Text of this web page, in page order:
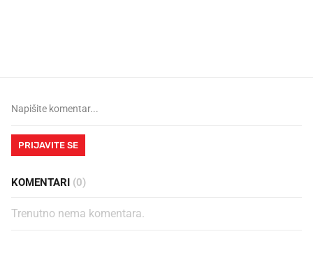
PRIJAVITE SE
KOMENTARI (0)
Trenutno nema komentara.